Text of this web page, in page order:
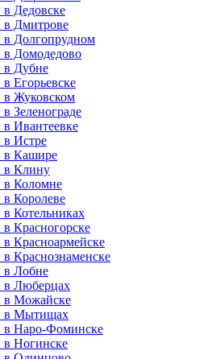
Дедовске
в Дмитрове
в Долгопрудном
в Домодедово
в Дубне
Егорьевске
в Жуковском
Зеленограде
Ивантеевке
в Истре
в Кашире
в Клину
в Коломне
Королеве
Котельниках
Красногорске
Красноармейске
Краснознаменске
в Лобне
в Люберцах
в Можайске
в Мытищах
в Наро-Фоминске
в Ногинске